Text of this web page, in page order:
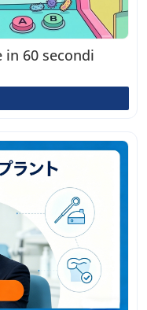
60 secondi